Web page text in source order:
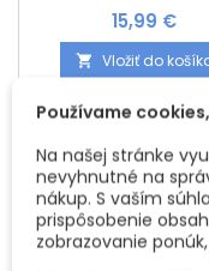
drobných poškodení
a drevených
Účinne zakrýva
poškodené hrany
dreve, fóliách či dyhe.
aktivačnému
aplikácia veľmi
a presná. Farba
po vytvrdnutí je
Cena
15,99 €
 Vložiť do
Novinka
Používame
Na našej stránke
nevyhnutné na
nákup. S vaším
prispôsobenie
zobrazovanie